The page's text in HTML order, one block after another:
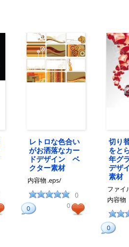
レトロな色合い
がお洒落なカー
ドデザイン ベ
クター素材
内容物 .eps/
0
0 0
切り
をと
年グ
デザ
素材
ファイ
内容物
0